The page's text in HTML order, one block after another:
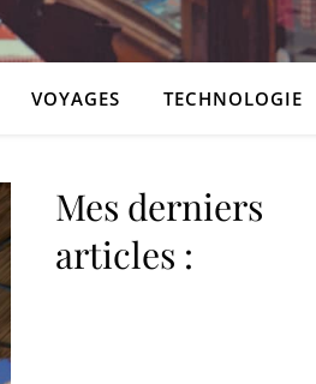
VOYAGES TECHNOLOGIE
Mes derniers
articles :